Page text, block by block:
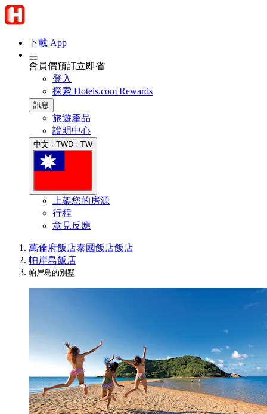
下載 App
會員價預訂立即省
登入
探索 Hotels.com Rewards
訊息
旅遊產品
說明中心
中文 · TWD · TW
上架您的房源
行程
意見反應
萬倫府飯店泰國飯店飯店
帕岸島飯店
帕岸島的別墅